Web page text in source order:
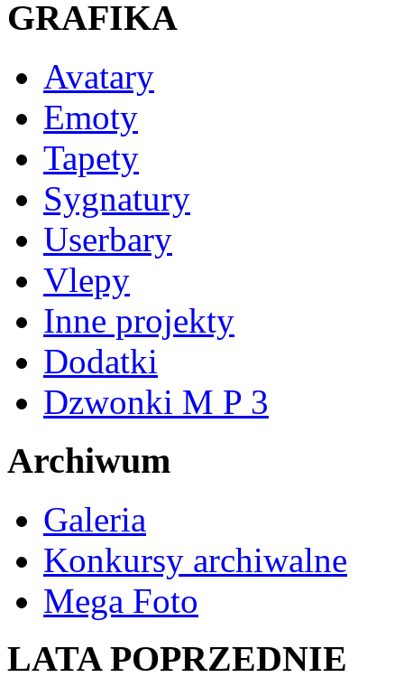
GRAFIKA
Avatary
Emoty
Tapety
Sygnatury
Userbary
Vlepy
Inne projekty
Dodatki
Dzwonki M P 3
Archiwum
Galeria
Konkursy archiwalne
Mega Foto
LATA POPRZEDNIE